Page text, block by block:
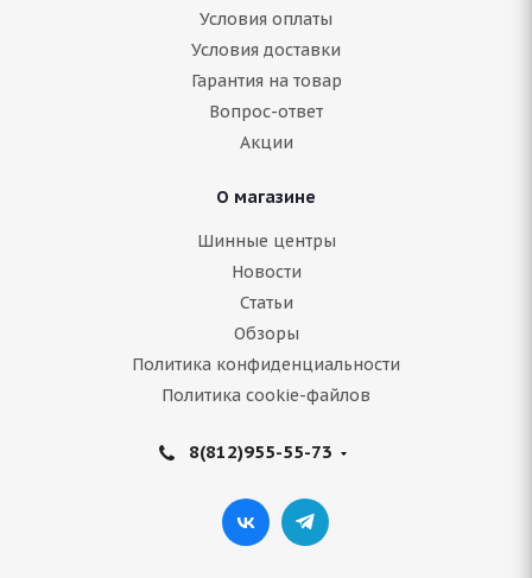
Aplus A703 215/60 R16 99T
ARIVO ICE CLAW ARW4 215/60 R16 99T
Условия оплаты
Условия доставки
Гарантия на товар
Вопрос-ответ
Акции
О магазине
Шинные центры
Новости
Статьи
Обзоры
Политика конфиденциальности
Политика cookie-файлов
8(812)955-55-73